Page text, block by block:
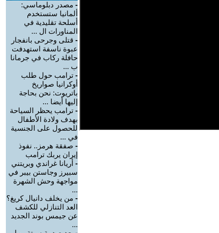
- مصدر دبلوماسي:
ألمانيا ستستخدم
أسلحة تقليدية في
المناورات ال ...
- قتلى وجرحى بانفجار
عبوة ناسفة استهدفت
حافلة ركاب في جرمانا
ب ...
- ترامب حول طلب
أوكرانيا صواريخ
باتريوت: نحن بحاجة
إليها أيضا ...
- ترامب يحظر السياحة
بهدف ولادة الأطفال
للحصول على الجنسية
في ...
- صفقة هرمز.. نفوذ
إيران يربك ترامب
- أريانا غراندي وبريتني
سبيرز وجاستن بيبر في
مواجهة وحش الشهرة
...
- من يخلف دانيال كريغ؟
العد التنازلي للكشف
عن جيمس بوند الجديد
...